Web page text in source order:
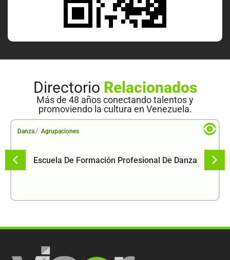
Directorio Relacionados
Más de 48 años conectando talentos y
promoviendo la cultura en Venezuela.
Danza / Agrupaciones
Escuela De Formación Profesional De Danza